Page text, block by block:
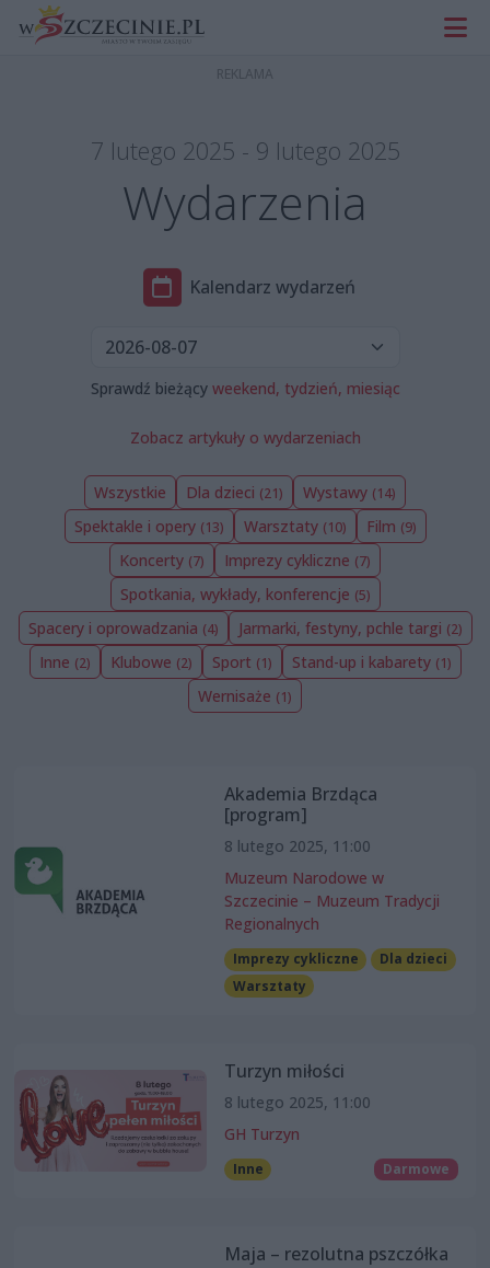
7 lutego 2025 - 9 lutego 2025
Wydarzenia
Kalendarz wydarzeń
Sprawdź bieżący weekend, tydzień, miesiąc
Zobacz artykuły o wydarzeniach
Wszystkie Dla dzieci (21) Wystawy (14)
Spektakle i opery (13) Warsztaty (10) Film (9)
Koncerty (7) Imprezy cykliczne (7)
Spotkania, wykłady, konferencje (5)
Spacery i oprowadzania (4) Jarmarki, festyny, pchle targi (2)
Inne (2) Klubowe (2) Sport (1) Stand-up i kabarety (1)
Wernisaże (1)
Akademia Brzdąca
[program]
8 lutego 2025, 11:00
Muzeum Narodowe w
Szczecinie – Muzeum Tradycji
Regionalnych
Imprezy cykliczne
Dla dzieci
Warsztaty
Turzyn miłości
8 lutego 2025, 11:00
GH Turzyn
Inne Darmowe
Maja – rezolutna pszczółka